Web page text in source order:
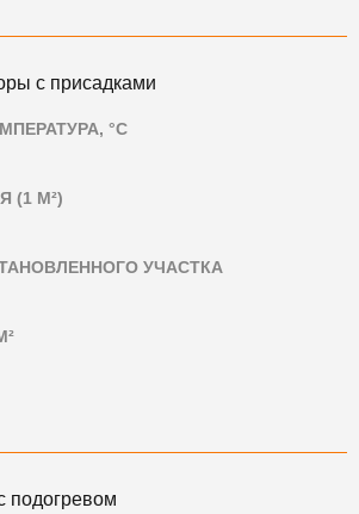
с присадками
°C
(1 М²)
УЧАСТКА
подогревом